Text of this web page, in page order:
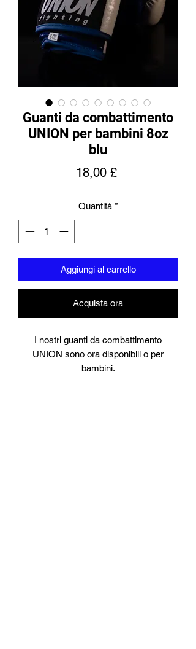
Guanti da combattimento
UNION per bambini 8oz
blu
18,00 £Prezzo
Quantità *
Aggiungi al carrello
Acquista ora
I nostri guanti da combattimento
UNION sono ora disponibili o per
bambini.